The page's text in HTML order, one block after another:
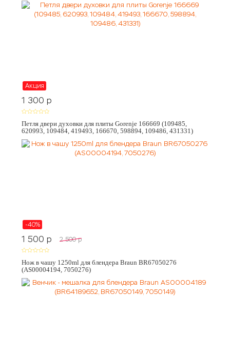
Акция
1 300 p
Петля двери духовки для плиты Gorenje 166669 (109485,
620993, 109484, 419493, 166670, 598894, 109486, 431331)
-40%
1 500 p 2 500 p
Нож в чашу 1250ml для блендера Braun BR67050276
(AS00004194, 7050276)